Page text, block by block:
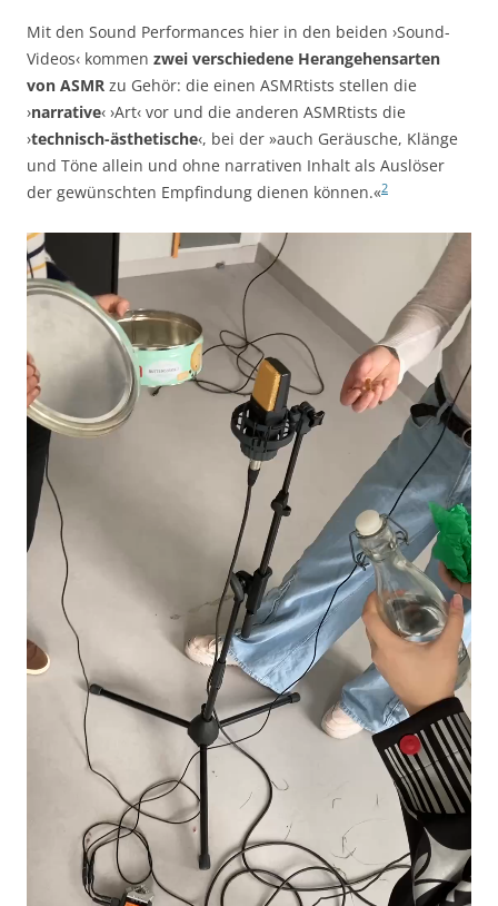
Mit den Sound Performances hier in den beiden ›Sound-
Videos‹ kommen zwei verschiedene Herangehensarten
von ASMR zu Gehör: die einen ASMRtists stellen die
›narrative‹ ›Art‹ vor und die anderen ASMRtists die
›technisch-ästhetische‹, bei der »auch Geräusche, Klänge
und Töne allein und ohne narrativen Inhalt als Auslöser
der gewünschten Empfindung dienen können.«2